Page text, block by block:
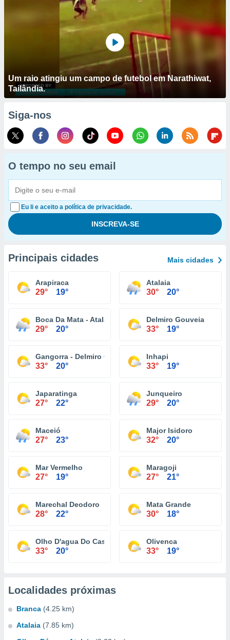
Um raio atingiu um campo de futebol em Narathiwat,
Tailândia.
Siga-nos
O tempo no seu email
Eu li e aceito a política de privacidade.
Principais cidades Mais cidades
Arapiraca
29° 19°
Atalaia
30° 20°
Boca Da Mata - Atalaia
29° 20°
Delmiro Gouveia
33° 19°
Gangorra - Delmiro Gouveia
33° 20°
Inhapi
33° 19°
Japaratinga
27° 22°
Junqueiro
29° 20°
Maceió
27° 23°
Major Isidoro
32° 20°
Mar Vermelho
27° 19°
Maragoji
27° 21°
Marechal Deodoro
28° 22°
Mata Grande
30° 18°
Olho D'agua Do Casado
33° 20°
Olivenca
33° 19°
Localidades próximas
Branca (4.25 km)
Atalaia (7.85 km)